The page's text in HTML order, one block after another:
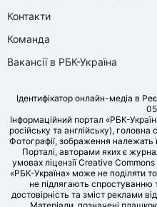
Контакти
Команда
Вакансії в РБК-Україна
Ідентифікатор онлайн-медіа в
Інформаційний портал «РБК-
російську та англійську), головна
Фотографії, зображення належать
Порталі, авторами яких є
умовах ліцензії Creative
«РБК-Україна» може не поділяти
не підлягають спростуванню
достовірність та зміст реклами